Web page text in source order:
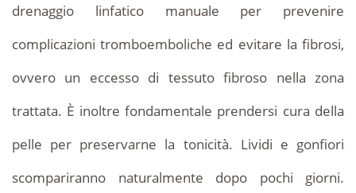
drenaggio linfatico manuale per prevenire
complicazioni tromboemboliche ed evitare la fibrosi,
ovvero un eccesso di tessuto fibroso nella zona
trattata. È inoltre fondamentale prendersi cura della
pelle per preservarne la tonicità. Lividi e gonfiori
scompariranno naturalmente dopo pochi giorni.